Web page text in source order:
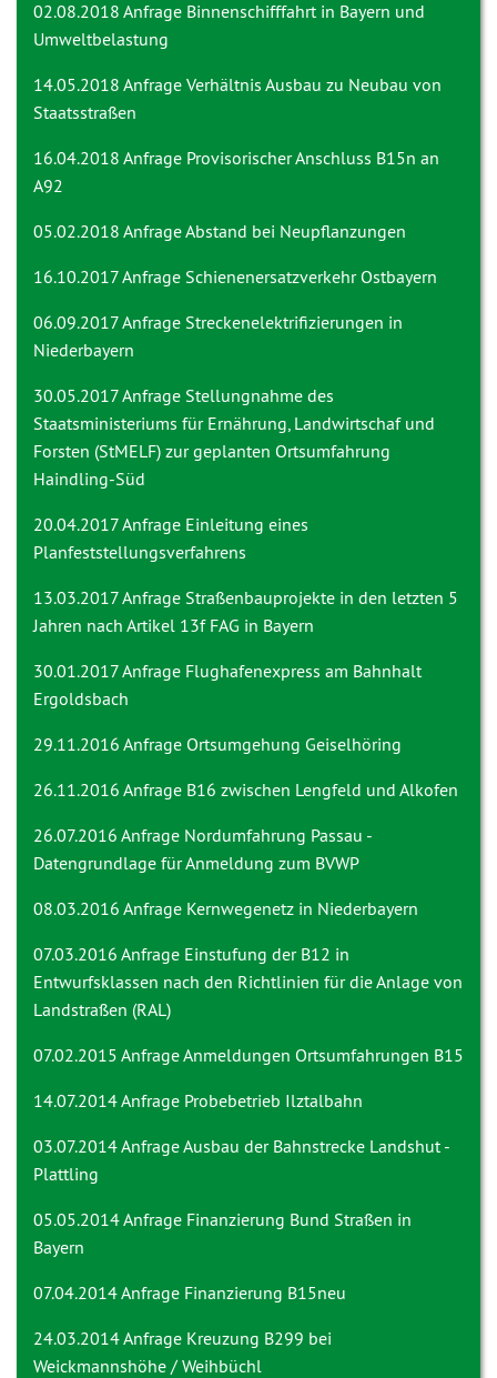
02.08.2018 Anfrage Binnenschifffahrt in Bayern und
Umweltbelastung
14.05.2018 Anfrage Verhältnis Ausbau zu Neubau von
Staatsstraßen
16.04.2018 Anfrage Provisorischer Anschluss B15n an
A92
05.02.2018 AnfrageAbstand bei Neupflanzungen
16.10.2017 Anfrage Schienenersatzverkehr Ostbayern
06.09.2017 Anfrage Streckenelektrifizierungen in
Niederbayern
30.05.2017 Anfrage Stellungnahme des
Staatsministeriums für Ernährung, Landwirtschaf und
Forsten (StMELF) zur geplanten Ortsumfahrung
Haindling-Süd
20.04.2017 Anfrage Einleitung eines
Planfeststellungsverfahrens
13.03.2017 Anfrage Straßenbauprojekte in den letzten 5
Jahren nach Artikel 13f FAG in Bayern
30.01.2017 Anfrage Flughafenexpress am Bahnhalt
Ergoldsbach
29.11.2016 Anfrage Ortsumgehung Geiselhöring
26.11.2016 Anfrage B16 zwischen Lengfeld und Alkofen
26.07.2016 Anfrage Nordumfahrung Passau -
Datengrundlage für Anmeldung zum BVWP
08.03.2016 Anfrage Kernwegenetz in Niederbayern
07.03.2016 Anfrage Einstufung der B12 in
Entwurfsklassen nach den Richtlinien für die Anlage von
Landstraßen (RAL)
07.02.2015 AnfrageAnmeldungen Ortsumfahrungen B15
14.07.2014 Anfrage Probebetrieb Ilztalbahn
03.07.2014 AnfrageAusbau der Bahnstrecke Landshut -
Plattling
05.05.2014 Anfrage Finanzierung Bund Straßen in
Bayern
07.04.2014 Anfrage Finanzierung B15neu
24.03.2014 Anfrage Kreuzung B299 bei
Weickmannshöhe / Weihbüchl